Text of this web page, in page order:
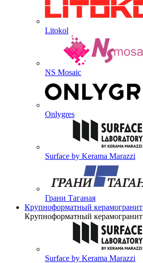
Litokol
NS Mosaic
Onlygres
Surface by Kerama Marazzi
Грани Таганая
Крупноформатный керамогранит
Крупноформатный керамогранит
Surface by Kerama Marazzi